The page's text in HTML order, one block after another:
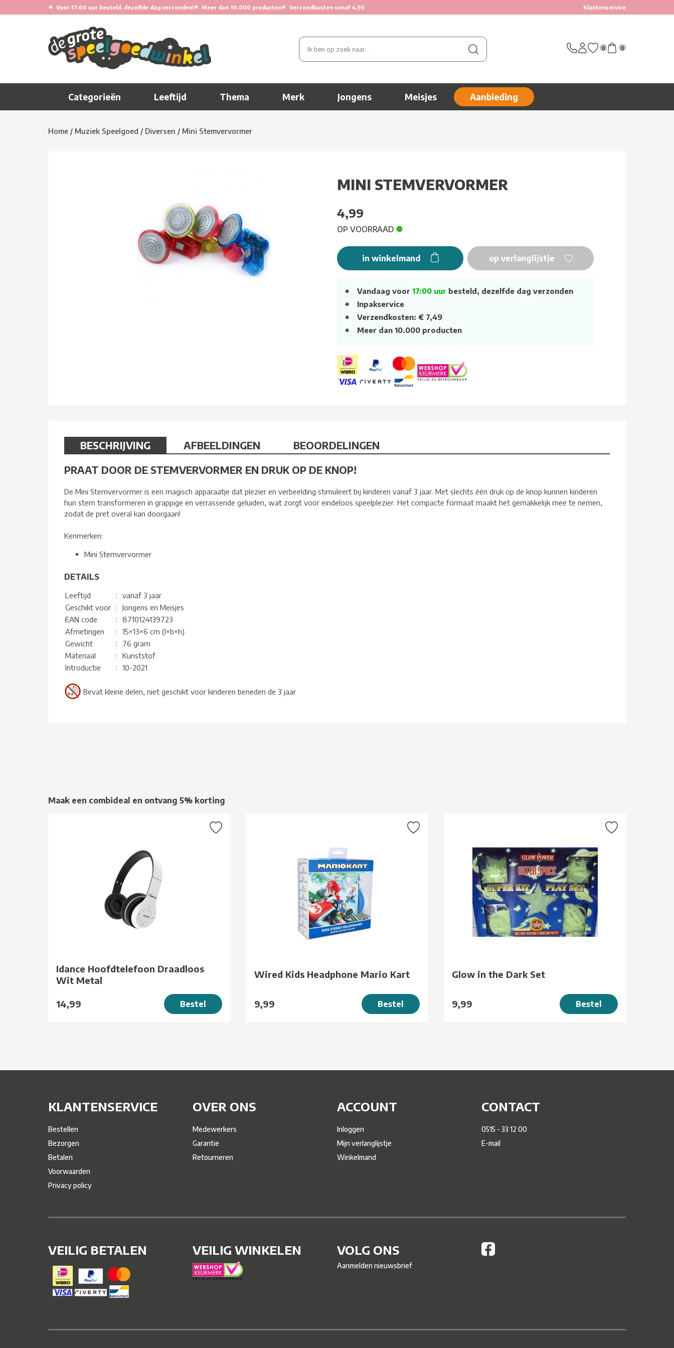
★ Voor 17:00 uur besteld, dezelfde dag verzonden!★ Meer dan 10.000 producten★ Verzendkosten vanaf 4,95 Klantenservice
0 0
Categorieën Leeftijd Thema Merk Jongens Meisjes Aanbieding
Home / Muziek Speelgoed / Diversen / Mini Stemvervormer
MINI STEMVERVORMER
4,99
OP VOORRAAD
in winkelmand op verlanglijstje
Vandaag voor 17:00 uur besteld, dezelfde dag verzonden
Inpakservice
Verzendkosten: € 7,49
Meer dan 10.000 producten
BESCHRIJVING AFBEELDINGEN
BEOORDELINGEN
PRAAT DOOR DE STEMVERVORMER EN DRUK OP DE KNOP!
De Mini Stemvervormer is een magisch apparaatje dat plezier en verbeelding stimuleert bij kinderen vanaf 3 jaar. Met slechts één druk op de knop kunnen kinderen
hun stem transformeren in grappige en verrassende geluiden, wat zorgt voor eindeloos speelplezier. Het compacte formaat maakt het gemakkelijk mee te nemen,
zodat de pret overal kan doorgaan!
Kenmerken:
Mini Stemvervormer
DETAILS
Leeftijd :
vanaf 3 jaar
Geschikt voor
:
Jongens en Meisjes
EAN code
:
8710124139723
Afmetingen
:
15×13×6 cm (l×b×h)
Gewicht
:
76 gram
Materiaal
:
Kunststof
Introductie
: 10-2021
Bevat kleine delen, niet geschikt voor kinderen beneden de 3 jaar
Maak een combideal en ontvang 5% korting
Idance Hoofdtelefoon Draadloos
Wit Metal
14,99 Bestel
Wired Kids Headphone Mario Kart
9,99 Bestel
Glow in the Dark Set
9,99 Bestel
KLANTENSERVICE
Bestellen
Bezorgen
Betalen
Voorwaarden
Privacy policy
OVER ONS
Medewerkers
Garantie
Retourneren
ACCOUNT
Inloggen
Mijn verlanglijstje
Winkelmand
CONTACT
0515 - 33 12 00
E-mail
VEILIG BETALEN VEILIG WINKELEN VOLG ONS
Aanmelden nieuwsbrief